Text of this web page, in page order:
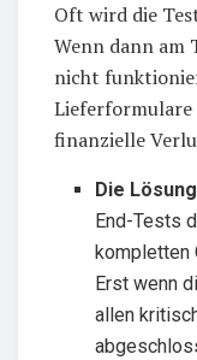
Oft wird die
Wenn dann am
nicht
Lieferformulare
finanzielle
Die
End-Tests
kompletten
Erst wenn
allen